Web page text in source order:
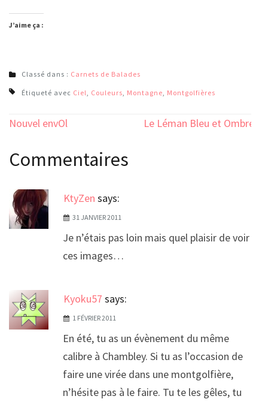
J’aime ça :
Classé dans : Carnets de Balades
Étiqueté avec Ciel Couleurs Montagne Montgolfières
Navigation
l’article
Nouvel envOl Le Léman Bleu et Ombres
Commentaires
KtyZen says:
31 JANVIER 2011
Je n’étais pas loin mais quel plaisir de voir
ces images…
Kyoku57 says:
1 FÉVRIER 2011
En été, tu as un évènement du même
calibre à Chambley. Si tu as l’occasion de
faire une virée dans une montgolfière,
n’hésite pas à le faire. Tu te les gêles, tu